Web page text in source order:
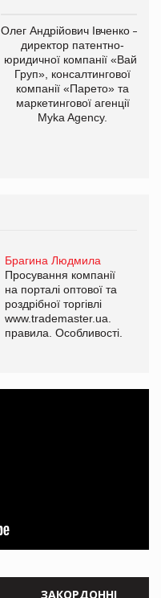
Олег Андрійович Івченко —
директор патентно-
юридичної компанії «Вайз
Груп», консалтингової
компанії «Парето» та
маркетингової агенції
Myka Agency.
Брагина Людмила
Просування компанії
на порталі оптової та
роздрібної торгівлі
www.trademaster.ua.
правила. Особливості.
ЗАКОРДОННІ